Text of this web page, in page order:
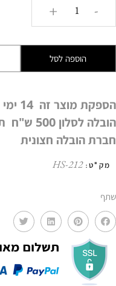
-
+
הוספה לסל
הספקת מוצר זה 14 ימי עבודה
הובלה לסלון 500 ש"ח תשלום למוביל
חברת הובלה חצונית
מק"ט: HS-212
שתף